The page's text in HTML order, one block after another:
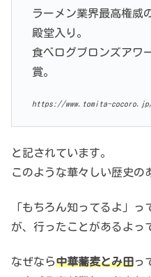
ラーメン業界最高権威
殿堂入り。
食べログブロンズアワ
賞。
https://www.tomita-
と記されています。
このような華々しい歴史の
「もちろん知ってるよ」
が、行ったことがあるよっ
なぜなら中華蕎麦とみ田っ